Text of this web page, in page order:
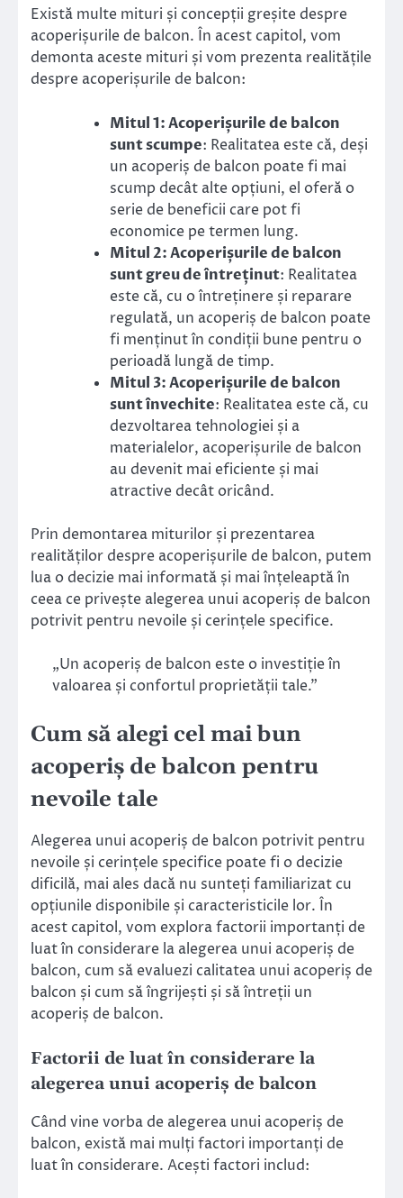
Există multe mituri și concepții greșite despre
acoperișurile de balcon. În acest capitol, vom
demonta aceste mituri și vom prezenta realitățile
despre acoperișurile de balcon:
Mitul 1: Acoperișurile de balcon
sunt scumpe: Realitatea este că, deși
un acoperiș de balcon poate fi mai
scump decât alte opțiuni, el oferă o
serie de beneficii care pot fi
economice pe termen lung.
Mitul 2: Acoperișurile de balcon
sunt greu de întreținut: Realitatea
este că, cu o întreținere și reparare
regulată, un acoperiș de balcon poate
fi menținut în condiții bune pentru o
perioadă lungă de timp.
Mitul 3: Acoperișurile de balcon
sunt învechite: Realitatea este că, cu
dezvoltarea tehnologiei și a
materialelor, acoperișurile de balcon
au devenit mai eficiente și mai
atractive decât oricând.
Prin demontarea miturilor și prezentarea
realităților despre acoperișurile de balcon, putem
lua o decizie mai informată și mai înțeleaptă în
ceea ce privește alegerea unui acoperiș de balcon
potrivit pentru nevoile și cerințele specifice.
„Un acoperiș de balcon este o investiție în
valoarea și confortul proprietății tale.”
Cum să alegi cel mai bun
acoperiș de balcon pentru
nevoile tale
Alegerea unui acoperiș de balcon potrivit pentru
nevoile și cerințele specifice poate fi o decizie
dificilă, mai ales dacă nu sunteți familiarizat cu
opțiunile disponibile și caracteristicile lor. În
acest capitol, vom explora factorii importanți de
luat în considerare la alegerea unui acoperiș de
balcon, cum să evaluezi calitatea unui acoperiș de
balcon și cum să îngrijești și să întreții un
acoperiș de balcon.
Factorii de luat în considerare la
alegerea unui acoperiș de balcon
Când vine vorba de alegerea unui acoperiș de
balcon, există mai mulți factori importanți de
luat în considerare. Acești factori includ: